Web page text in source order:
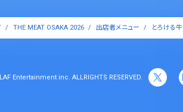
THE MEAT OSAKA 2026 出店者メニュー
Entertainment inc. ALLRIGHTS RESERVED.